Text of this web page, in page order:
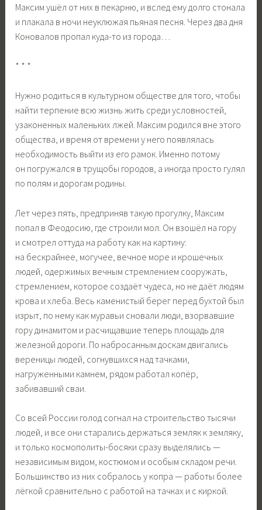
Максим ушёл от них в пекарню, и вслед ему долго стонала
и плакала в ночи неуклюжая пьяная песня. Через два дня
Коновалов пропал куда-то из города…
* * *
Нужно родиться в культурном обществе для того, чтобы
найти терпение всю жизнь жить среди условностей,
узаконенных маленьких лжей. Максим родился вне этого
общества, и время от времени у него появлялась
необходимость выйти из его рамок. Именно потому
он погружался в трущобы городов, а иногда просто гулял
по полям и дорогам родины.
Лет через пять, предприняв такую прогулку, Максим
попал в Феодосию, где строили мол. Он взошёл на гору
и смотрел оттуда на работу как на картину:
на бескрайнее, могучее, вечное море и крошечных
людей, одержимых вечным стремлением сооружать,
стремлением, которое создаёт чудеса, но не даёт людям
крова и хлеба. Весь каменистый берег перед бухтой был
изрыт, по нему как муравьи сновали люди, взорвавшие
гору динамитом и расчищавшие теперь площадь для
железной дороги. По набросанным доскам двигались
вереницы людей, согнувшихся над тачками,
нагруженными камнем, рядом работал копёр,
забивавший сваи.
Со всей России голод согнал на строительство тысячи
людей, и все они старались держаться земляк к земляку,
и только космополиты-босяки сразу выделялись —
независимым видом, костюмом и особым складом речи.
Большинство из них собралось у копра — работы более
лёгкой сравнительно с работой на тачках и с киркой.